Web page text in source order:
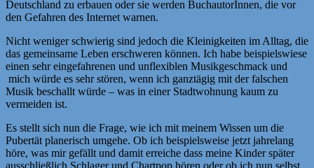
Deutschland zu erbauen oder sie werden BuchautorInnen, die vor
den Gefahren des Internet warnen.
Nicht weniger schwierig sind jedoch die Kleinigkeiten im Alltag, die
das gemeinsame Leben erschweren können. Ich habe beispielswiese
einen sehr eingefahrenen und unflexiblen Musikgeschmack und
mich würde es sehr stören, wenn ich ganztägig mit der falschen
Musik beschallt würde – was in einer Stadtwohnung kaum zu
vermeiden ist.
Es stellt sich nun die Frage, wie ich mit meinem Wissen um die
Pubertät planerisch umgehe. Ob ich beispielsweise jetzt jahrelang
höre, was mir gefällt und damit erreiche dass meine Kinder später
ausschließlich Schlager und Chartpop hören oder ob ich nun selbst